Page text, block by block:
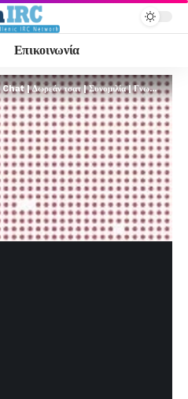
Επικοινωνία
mIRC Hellas Chat - IRC Greek Chat | Δωρεάν τσατ | Συνομιλία | Γνωριμίες | FREE